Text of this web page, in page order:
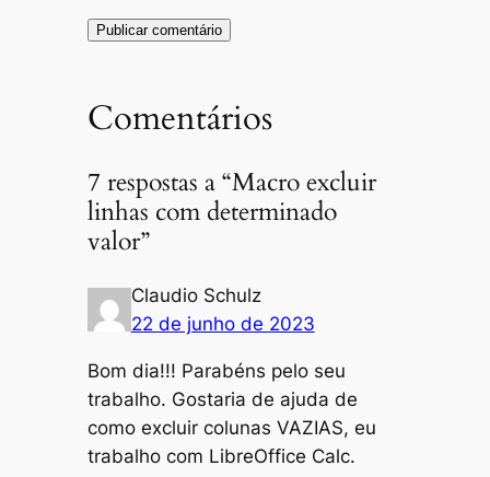
Comentários
7 respostas a “Macro excluir
linhas com determinado
valor”
Claudio Schulz
22 de junho de 2023
Bom dia!!! Parabéns pelo seu
trabalho. Gostaria de ajuda de
como excluir colunas VAZIAS, eu
trabalho com LibreOffice Calc.